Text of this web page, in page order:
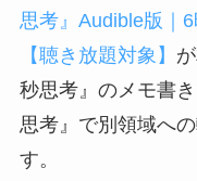
思考』Audible版｜
【聴き放題対象】
秒思考』のメモ書
思考』で別領域へ
す。